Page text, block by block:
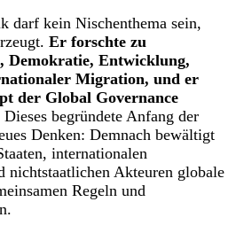
darf kein Nischenthema sein,
Er forschte zu
Demokratie, Entwicklung,
Migration, und er
der Global Governance
Dieses begründete Anfang der
Denken: Demnach bewältigt
internationalen
nichtstaatlichen Akteuren globale
Regeln und